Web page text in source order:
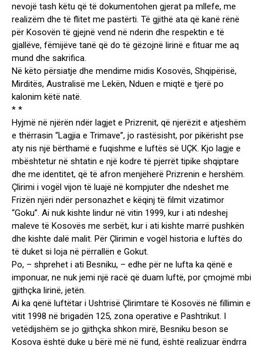
nevojë tash këtu që të dokumentohen gjerat pa mllefe, me
realizëm dhe të flitet me pastërti. Të gjithë ata që kanë rënë
për Kosovën të gjejnë vend në nderin dhe respektin e të
gjallëve, fëmijëve tanë që do të gëzojnë lirinë e fituar me aq
mund dhe sakrifica.
Në këto përsiatje dhe mendime midis Kosovës, Shqipërisë,
Mirditës, Australisë me Lekën, Nduen e miqtë e tjerë po
kalonim këtë natë.
* *
Hyjmë në njërën ndër lagjet e Prizrenit, që njerëzit e atjeshëm
e thërrasin “Lagjia e Trimave”, jo rastësisht, por pikërisht pse
aty nis një bërthamë e fuqishme e luftës së UÇK. Kjo lagje e
mbështetur në shtatin e një kodre të pjerrët tipike shqiptare
dhe me identitet, që të afron menjëherë Prizrenin e hershëm.
Çlirimi i vogël vijon të luajë në kompjuter dhe ndeshet me
Frizën njëri ndër personazhet e këqinj të filmit vizatimor
“Goku”. Ai nuk kishte lindur në vitin 1999, kur i ati ndeshej
maleve të Kosovës me serbët, kur i ati kishte marrë pushkën
dhe kishte dalë malit. Për Çlirimin e vogël historia e luftës do
të duket si loja në përrallën e Gokut.
Po, – shprehet i ati Besniku, – edhe për ne lufta ka qënë e
imponuar, ne nuk jemi një racë që duam luftë, por çmojmë mbi
gjithçka lirinë, jetën.
Ai ka qenë luftëtar i Ushtrisë Çlirimtare të Kosovës në fillimin e
vitit 1998 në brigadën 125, zona operative e Pashtrikut. I
vetëdijshëm se jo gjithçka shkon mirë, Besniku beson se
Kosova është duke u bërë më në fund, është realizuar ëndrra